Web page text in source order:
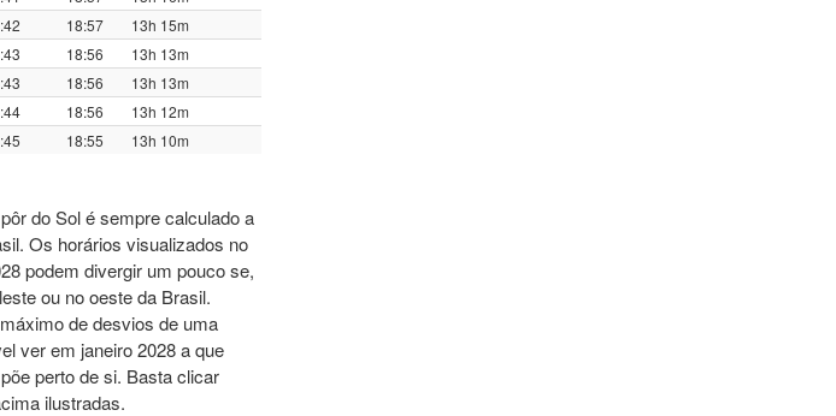
18:57
13h 15m
18:56
13h 13m
18:56
13h 13m
18:56
13h 12m
18:55 13h 10m
do Sol é sempre calculado a
Os horários visualizados no
podem divergir um pouco se,
ou no oeste da Brasil.
de desvios de uma
ver em janeiro 2028 a que
perto de si. Basta clicar
ilustradas.